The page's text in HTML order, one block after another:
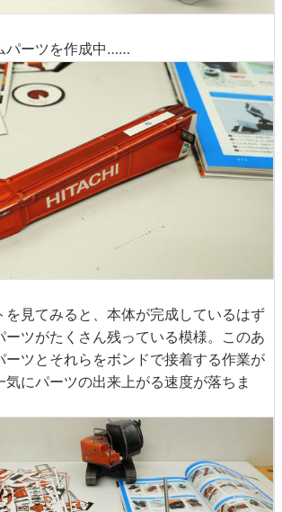
パーツを作成中……
を見てみると、本体が完成しているはず
ーツがたくさん残っている模様。このあ
ーツとそれらをボンドで接着する作業が
にパーツの出来上がる速度が落ちま